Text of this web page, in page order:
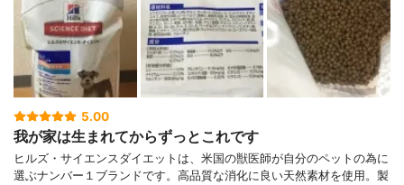
5.00
我が家は生まれてからずっとこれです
ヒルズ・サイエンスダイエットは、米国の獣医師が自分のペットの為に
選ぶナンバー１ブランドです。高品質な消化に良い天然素材を使用。製